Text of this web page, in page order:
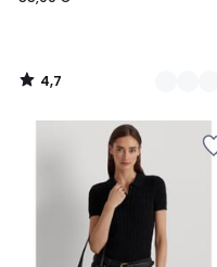
4,7
/